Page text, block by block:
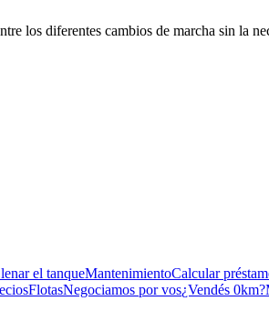
los diferentes cambios de marcha sin la
el tanqueMantenimientoCalcular
FlotasNegociamos por vos¿Vendés 0km?